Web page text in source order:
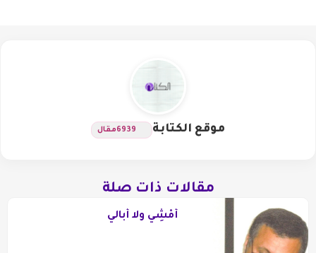
موقع الكتابة 6939مقال
مقالات ذات صلة
أَمْشِي ولا أُبالي